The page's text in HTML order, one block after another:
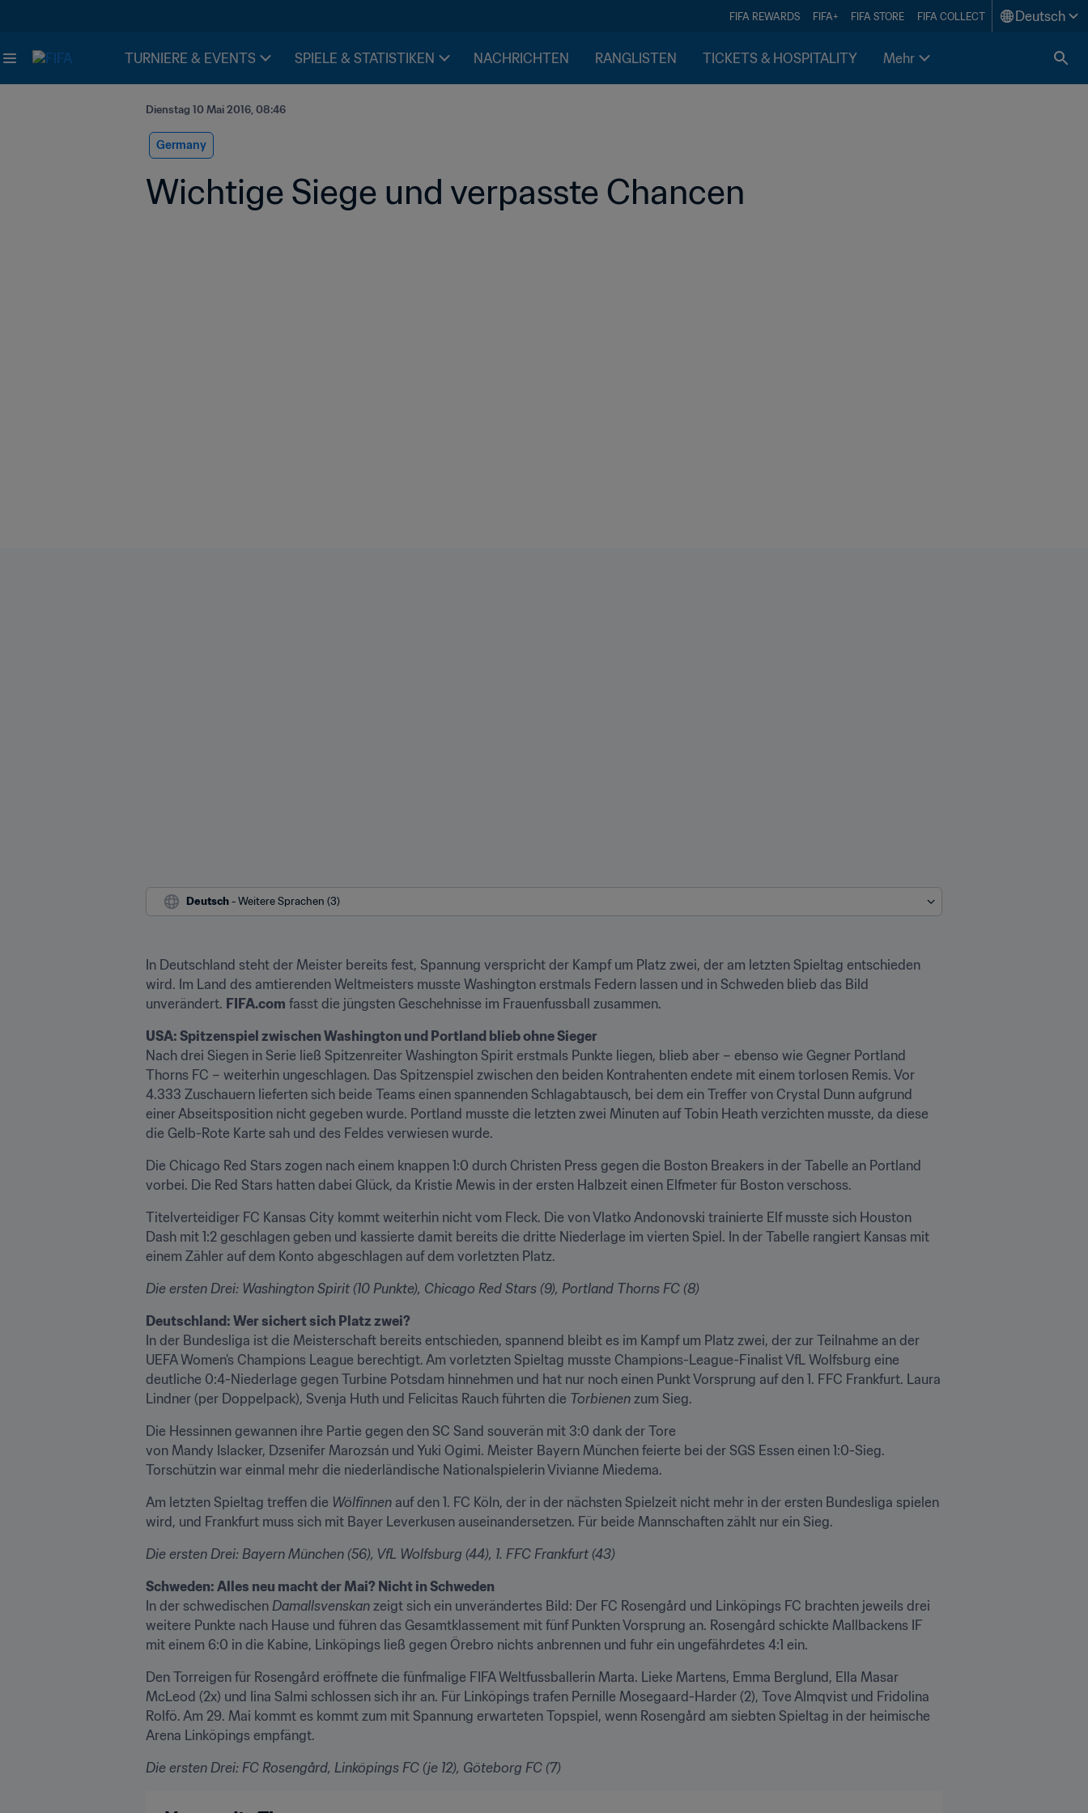
FIFA REWARDS FIFA+ FIFA STORE FIFA COLLECT Deutsch
TURNIERE & EVENTS SPIELE & STATISTIKEN NACHRICHTEN RANGLISTEN TICKETS & HOSPITALITY Mehr
Dienstag 10 Mai 2016, 08:46
Germany
Wichtige Siege und verpasste Chancen
Deutsch - Weitere Sprachen (3)
In Deutschland steht der Meister bereits fest, Spannung verspricht der Kampf um Platz zwei, der am letzten Spieltag entschieden
wird. Im Land des amtierenden Weltmeisters musste Washington erstmals Federn lassen und in Schweden blieb das Bild
unverändert. FIFA.com fasst die jüngsten Geschehnisse im Frauenfussball zusammen.
USA: Spitzenspiel zwischen Washington und Portland blieb ohne Sieger
Nach drei Siegen in Serie ließ Spitzenreiter Washington Spirit erstmals Punkte liegen, blieb aber – ebenso wie Gegner Portland
Thorns FC – weiterhin ungeschlagen. Das Spitzenspiel zwischen den beiden Kontrahenten endete mit einem torlosen Remis. Vor
4.333 Zuschauern lieferten sich beide Teams einen spannenden Schlagabtausch, bei dem ein Treffer von Crystal Dunn aufgrund
einer Abseitsposition nicht gegeben wurde. Portland musste die letzten zwei Minuten auf Tobin Heath verzichten musste, da diese
die Gelb-Rote Karte sah und des Feldes verwiesen wurde.
Die Chicago Red Stars zogen nach einem knappen 1:0 durch Christen Press gegen die Boston Breakers in der Tabelle an Portland
vorbei. Die Red Stars hatten dabei Glück, da Kristie Mewis in der ersten Halbzeit einen Elfmeter für Boston verschoss.
Titelverteidiger FC Kansas City kommt weiterhin nicht vom Fleck. Die von Vlatko Andonovski trainierte Elf musste sich Houston
Dash mit 1:2 geschlagen geben und kassierte damit bereits die dritte Niederlage im vierten Spiel. In der Tabelle rangiert Kansas mit
einem Zähler auf dem Konto abgeschlagen auf dem vorletzten Platz.
Die ersten Drei: Washington Spirit (10 Punkte), Chicago Red Stars (9), Portland Thorns FC (8)
Deutschland: Wer sichert sich Platz zwei?
In der Bundesliga ist die Meisterschaft bereits entschieden, spannend bleibt es im Kampf um Platz zwei, der zur Teilnahme an der
UEFA Women’s Champions League berechtigt. Am vorletzten Spieltag musste Champions-League-Finalist VfL Wolfsburg eine
deutliche 0:4-Niederlage gegen Turbine Potsdam hinnehmen und hat nur noch einen Punkt Vorsprung auf den 1. FFC Frankfurt. Laura
Lindner (per Doppelpack), Svenja Huth und Felicitas Rauch führten die Torbienen zum Sieg.
Die Hessinnen gewannen ihre Partie gegen den SC Sand souverän mit 3:0 dank der Tore
von Mandy Islacker, Dzsenifer Marozsán und Yuki Ogimi. Meister Bayern München feierte bei der SGS Essen einen 1:0-Sieg.
Torschützin war einmal mehr die niederländische Nationalspielerin Vivianne Miedema.
Am letzten Spieltag treffen die Wölfinnen auf den 1. FC Köln, der in der nächsten Spielzeit nicht mehr in der ersten Bundesliga spielen
wird, und Frankfurt muss sich mit Bayer Leverkusen auseinandersetzen. Für beide Mannschaften zählt nur ein Sieg.
Die ersten Drei: Bayern München (56), VfL Wolfsburg (44), 1. FFC Frankfurt (43)
Schweden: Alles neu macht der Mai? Nicht in Schweden
In der schwedischen Damallsvenskan zeigt sich ein unverändertes Bild: Der FC Rosengård und Linköpings FC brachten jeweils drei
weitere Punkte nach Hause und führen das Gesamtklassement mit fünf Punkten Vorsprung an. Rosengård schickte Mallbackens IF
mit einem 6:0 in die Kabine, Linköpings ließ gegen Örebro nichts anbrennen und fuhr ein ungefährdetes 4:1 ein.
Den Torreigen für Rosengård eröffnete die fünfmalige FIFA Weltfussballerin Marta. Lieke Martens, Emma Berglund, Ella Masar
McLeod (2x) und Iina Salmi schlossen sich ihr an. Für Linköpings trafen Pernille Mosegaard-Harder (2), Tove Almqvist und Fridolina
Rolfö. Am 29. Mai kommt es kommt zum mit Spannung erwarteten Topspiel, wenn Rosengård am siebten Spieltag in der heimische
Arena Linköpings empfängt.
Die ersten Drei: FC Rosengård, Linköpings FC (je 12), Göteborg FC (7)